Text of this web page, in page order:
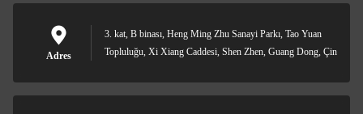
Adres
3. kat, B binası, Heng Ming Zhu Sanayi Parkı, Tao Yuan
Topluluğu, Xi Xiang Caddesi, Shen Zhen, Guang Dong, Çin